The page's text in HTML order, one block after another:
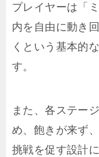
プレイヤーは「
内を自由に動き
くという基本的
す。
また、各ステー
め、飽きが来ず
挑戦を促す設計